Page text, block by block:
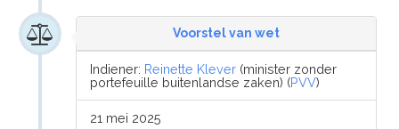
Voorstel van wet
Indiener: Reinette Klever (minister zonder
portefeuille buitenlandse zaken) (PVV)
21 mei 2025